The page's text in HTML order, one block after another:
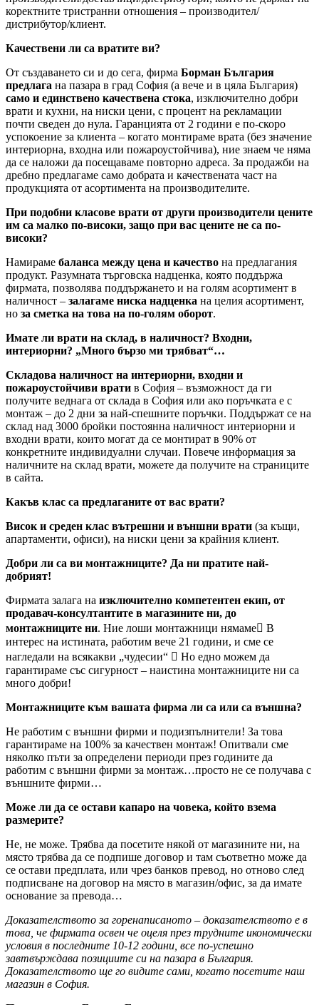
коректните тристранни отношения – производител/
дистрибутор/клиент.
Качествени ли са вратите ви?
От създаването си и до сега, фирма Борман България
предлага на пазара в град София (а вече и в цяла България)
само и единствено качествена стока, изключително добри
врати и кухни, на ниски цени, с процент на рекламации
почти сведен до нула. Гаранцията от 2 години е по-скоро
успокоение за клиента – когато монтираме врата (без значение
интериорна, входна или пожароустойчива), ние знаем че няма
да се наложи да посещаваме повторно адреса. За продажби на
дребно предлагаме само добрата и качествената част на
продукцията от асортимента на производителите.
При подобни класове врати от други производители цените
им са малко по-високи, защо при вас цените не са по-
високи?
Намираме баланса между цена и качество на предлагания
продукт. Разумната търговска надценка, която поддържа
фирмата, позволява поддържането и на голям асортимент в
наличност – залагаме ниска надценка на целия асортимент,
но за сметка на това на по-голям оборот.
Имате ли врати на склад, в наличност? Входни,
интериорни? „Много бързо ми трябват“…
Складова наличност на интериорни, входни и
пожароустойчиви врати в София – възможност да ги
получите веднага от склада в София или ако поръчката е с
монтаж – до 2 дни за най-спешните поръчки. Поддържат се на
склад над 3000 бройки постоянна наличност интериорни и
входни врати, които могат да се монтират в 90% от
конкретните индивидуални случаи. Повече информация за
наличните на склад врати, можете да получите на страниците
в сайта.
Какъв клас са предлаганите от вас врати?
Висок и среден клас вътрешни и външни врати (за къщи,
апартаменти, офиси), на ниски цени за крайния клиент.
Добри ли са ви монтажниците? Да ни пратите най-
добрият!
Фирмата залага на изключително компетентен екип, от
продавач-консултантите в магазините ни, до
монтажниците ни. Ние лоши монтажници нямаме В
интерес на истината, работим вече 21 години, и сме се
нагледали на всякакви „чудесии“  Но едно можем да
гарантираме със сигурност – наистина монтажниците ни са
много добри!
Монтажниците към вашата фирма ли са или са външна?
Не работим с външни фирми и подизпълнители! За това
гарантираме на 100% за качествен монтаж! Опитвали сме
няколко пъти за определени периоди през годините да
работим с външни фирми за монтаж…просто не се получава с
външните фирми…
Може ли да се остави капаро на човека, който взема
размерите?
Не, не може. Трябва да посетите някой от магазините ни, на
място трябва да се подпише договор и там съответно може да
се остави предплата, или чрез банков превод, но отново след
подписване на договор на място в магазин/офис, за да имате
основание за превода…
Доказателството за горенаписаното – доказателството е в
това, че фирмата освен че оцеля през трудните икономически
условия в последните 10-12 години, все по-успешно
завтвърждава позициите си на пазара в България.
Доказателството ще го видите сами, когато посетите наш
магазин в София.